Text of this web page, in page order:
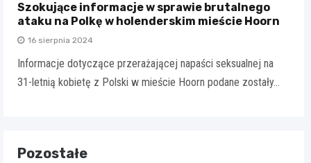
Szokujące informacje w sprawie brutalnego
ataku na Polkę w holenderskim mieście Hoorn
16 sierpnia 2024
Informacje dotyczące przerażającej napaści seksualnej na
31-letnią kobietę z Polski w mieście Hoorn podane zostały…
Pozostałe